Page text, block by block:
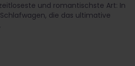
und romantischste Art: In
die das ultimative